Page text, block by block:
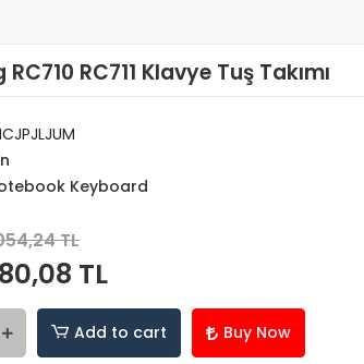
RC711 Klavye Tuş Takımı
Keyboard
TL
TL
Add to cart Buy Now